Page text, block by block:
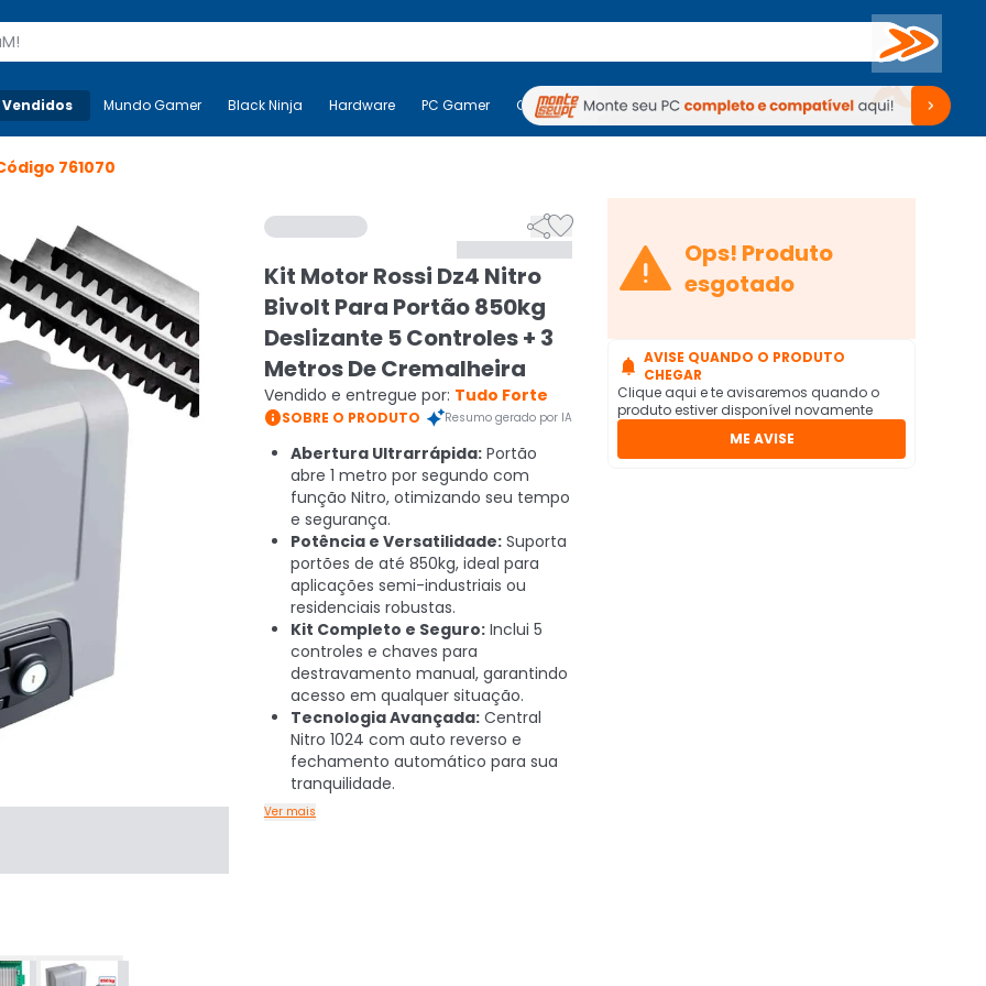
Buscar
Mais-v- Mundo Gamer Black Ninja Hardware PC Gamer Computadores Periféricos TV Venda no KaBuM!
Mundo Gamer Black Ninja Hardware PC Gamer Computadores Periféricos TV Venda no KaBuM!
761070

Kit Motor Rossi Dz4 Nitro
Bivolt Para Portão 850kg
Deslizante 5 Controles + 3
Metros De Cremalheira
Vendido e entregue por: Tudo Forte
SOBRE O PRODUTO Resumo gerado por IA
Abertura Ultrarrápida: Portão
abre 1 metro por segundo com
função Nitro, otimizando seu tempo
e segurança.
Potência e Versatilidade: Suporta
portões de até 850kg, ideal para
aplicações semi-industriais ou
residenciais robustas.
Kit Completo e Seguro: Inclui 5
controles e chaves para
destravamento manual, garantindo
acesso em qualquer situação.
Tecnologia Avançada: Central
Nitro 1024 com auto reverso e
fechamento automático para sua
tranquilidade.
Ver mais
 Ops! Produto
esgotado
 AVISE QUANDO O PRODUTO
CHEGAR
Clique aqui e te avisaremos quando o
produto estiver disponível novamente
ME AVISE